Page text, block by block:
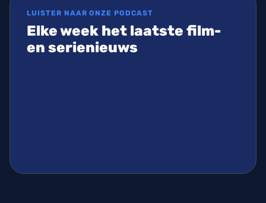
LUISTER NAAR ONZE PODCAST
Elke week het laatste film-
en serienieuws